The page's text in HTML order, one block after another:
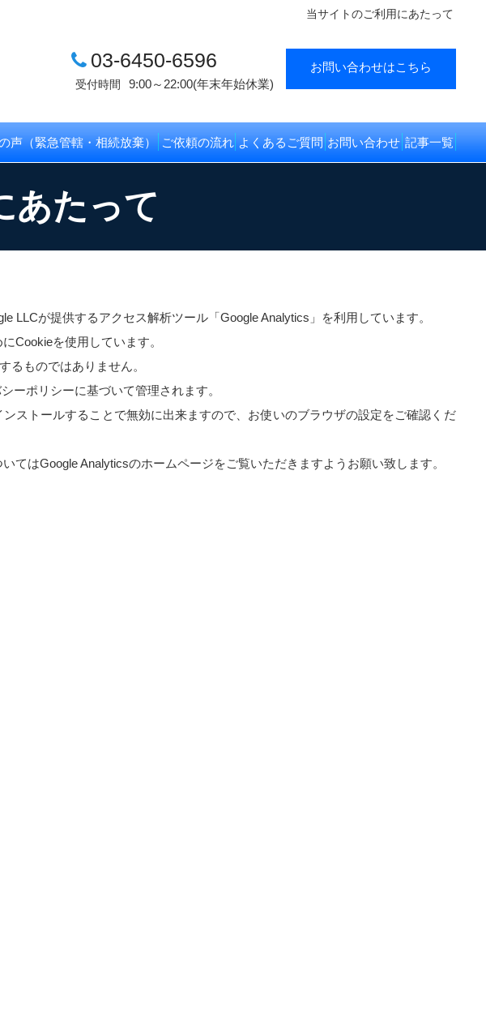
当サイトのご利用にあたって
03-6450-6596
受付時間 9:00～22:00(年末年始休業)
お問い合わせはこちら
声（緊急管轄・相続放棄） ご依頼の流れ よくあるご質問 お問い合わせ 記事一覧
あたって
LLCが提供するアクセス解析ツール「Google Analytics」を利用しています。
Cookieを使用しています。
るものではありません。
ーポリシーに基づいて管理されます。
ンストールすることで無効に出来ますので、お使いのブラウザの設定をご確認くだ
てはGoogle Analyticsのホームページをご覧いただきますようお願い致します。